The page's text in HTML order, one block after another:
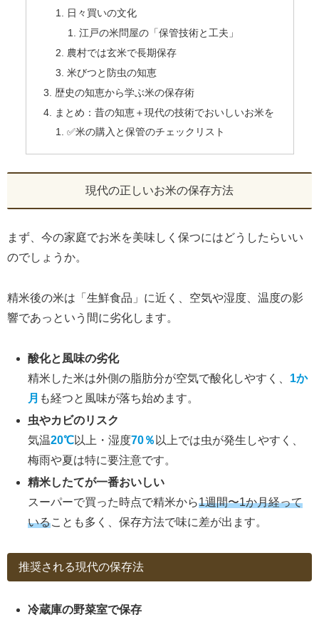
日々買いの文化
江戸の米問屋の「保管技術と工夫」
農村では玄米で長期保存
米びつと防虫の知恵
歴史の知恵から学ぶ米の保存術
まとめ：昔の知恵＋現代の技術でおいしいお米を
✅米の購入と保管のチェックリスト
現代の正しいお米の保存方法
まず、今の家庭でお米を美味しく保つにはどうしたらいい
のでしょうか。
精米後の米は「生鮮食品」に近く、空気や湿度、温度の影
響であっという間に劣化します。
酸化と風味の劣化
精米した米は外側の脂肪分が空気で酸化しやすく、 1か
月 も経つと風味が落ち始めます。
虫やカビのリスク
気温20℃以上・湿度70％ 以上では虫が発生しやすく、
梅雨や夏は特に要注意です。
精米したてが一番おいしい
スーパーで買った時点で精米から1週間〜1か月経って
いることも多く、保存方法で味に差が出ます。
推奨される現代の保存法
冷蔵庫の野菜室で保存